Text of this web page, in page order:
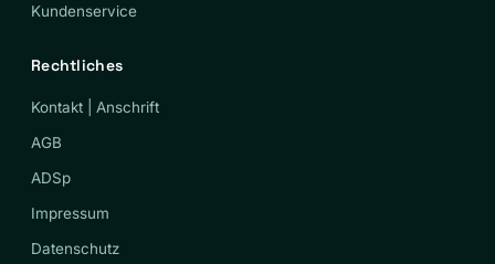
Kundenservice
Rechtliches
Kontakt | Anschrift
AGB
ADSp
Impressum
Datenschutz